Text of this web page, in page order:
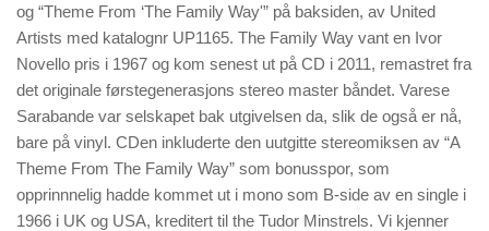
og “Theme From ‘The Family Way'” på baksiden, av United
Artists med katalognr UP1165. The Family Way vant en Ivor
Novello pris i 1967 og kom senest ut på CD i 2011, remastret fra
det originale førstegenerasjons stereo master båndet. Varese
Sarabande var selskapet bak utgivelsen da, slik de også er nå,
bare på vinyl. CDen inkluderte den uutgitte stereomiksen av “A
Theme From The Family Way” som bonusspor, som
opprinnnelig hadde kommet ut i mono som B-side av en single i
1966 i UK og USA, kreditert til the Tudor Minstrels. Vi kjenner